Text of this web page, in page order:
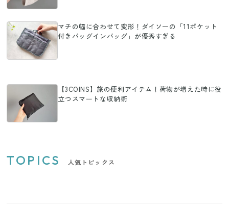
マチの幅に合わせて変形！ダイソーの「11ポケット
付きバッグインバッグ」が優秀すぎる
【3COINS】旅の便利アイテム！荷物が増えた時に役
立つスマートな収納術
TOPICS 人気トピックス